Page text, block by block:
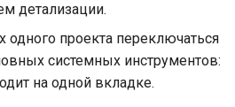
детализации.
одного проекта переключаться
системных инструментов:
на одной вкладке.